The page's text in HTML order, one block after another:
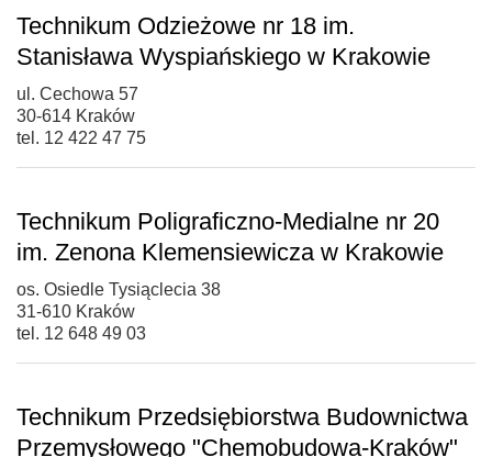
Technikum Odzieżowe nr 18 im.
Stanisława Wyspiańskiego w Krakowie
ul. Cechowa 57
30-614 Kraków
tel. 12 422 47 75
Technikum Poligraficzno-Medialne nr 20
im. Zenona Klemensiewicza w Krakowie
os. Osiedle Tysiąclecia 38
31-610 Kraków
tel. 12 648 49 03
Technikum Przedsiębiorstwa Budownictwa
Przemysłowego "Chemobudowa-Kraków"